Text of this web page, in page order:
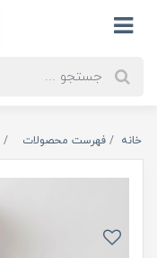
خانه فهرست محصولات